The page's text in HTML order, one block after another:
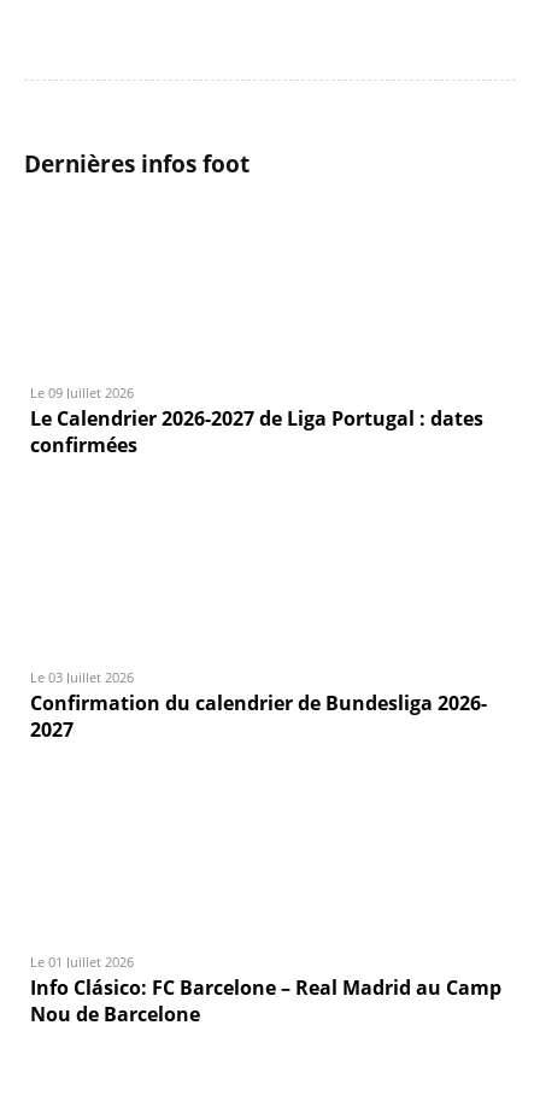
Dernières infos foot
Le 09 Juillet 2026
Le Calendrier 2026-2027 de Liga Portugal : dates
confirmées
Le 03 Juillet 2026
Confirmation du calendrier de Bundesliga 2026-
2027
Le 01 Juillet 2026
Info Clásico: FC Barcelone – Real Madrid au Camp
Nou de Barcelone